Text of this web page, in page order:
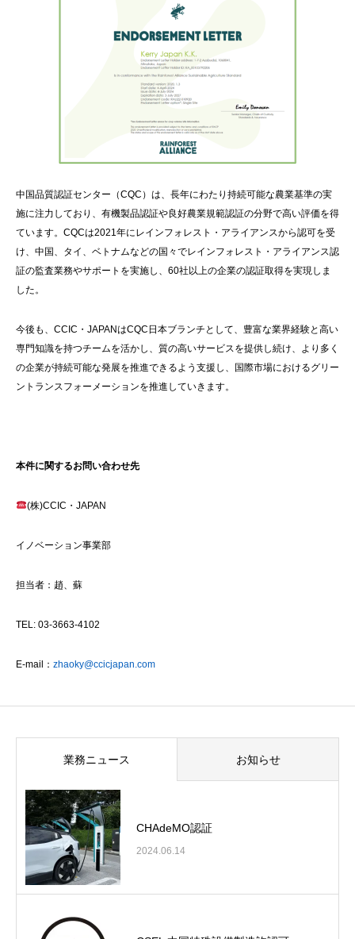
中国品質認証センター（CQC）は、長年にわたり持続可能な農業基準の実
施に注力しており、有機製品認証や良好農業規範認証の分野で高い評価を得
ています。CQCは2021年にレインフォレスト・アライアンスから認可を受
け、中国、タイ、ベトナムなどの国々でレインフォレスト・アライアンス認
証の監査業務やサポートを実施し、60社以上の企業の認証取得を実現しま
した。
今後も、CCIC・JAPANはCQC日本ブランチとして、豊富な業界経験と高い
専門知識を持つチームを活かし、質の高いサービスを提供し続け、より多く
の企業が持続可能な発展を推進できるよう支援し、国際市場におけるグリー
ントランスフォーメーションを推進していきます。
本件に関するお問い合わせ先
(株)CCIC・JAPAN
イノベーション事業部
担当者：趙、蘇
TEL: 03-3663-4102
E-mail： zhaoky@ccicjapan.com
業務ニュース お知らせ
CHAdeMO認証
2024.06.14